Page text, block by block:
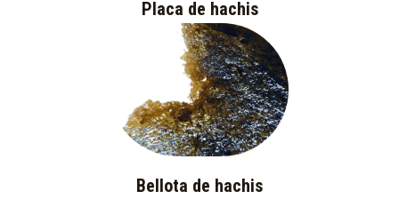
Placa de hachis
Bellota de hachis